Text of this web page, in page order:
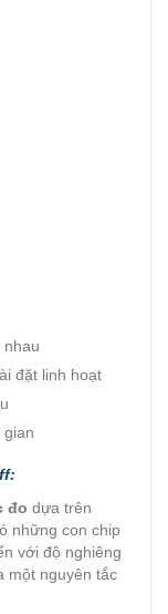
nhau
đặt linh hoạt
gian
đo dựa trên
những con chip
với độ nghiêng
một nguyên tắc